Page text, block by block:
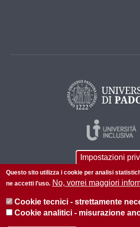
© 2026 Università di Padova - Tutti i
P.I. 00742430283 C.F.
Impostazioni
Questo sito utilizza i cookie per analisi
ne accetti l'uso. No, vorrei maggiori
Cookie tecnici - strettamente
Cookie analitici - misurazione